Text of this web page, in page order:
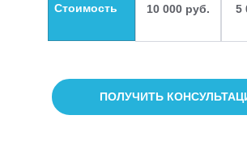
10 000 руб. 5
Стоимость
ПОЛУЧИТЬ